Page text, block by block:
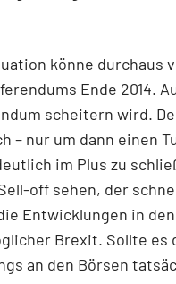
könne durchaus
Ende 2014.
scheitern wird.
– nur um dann einen
im Plus zu
off sehen, der
Entwicklungen in
Brexit. Sollte es
an den Börsen